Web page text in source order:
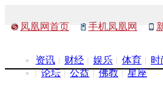
凤凰网首页 手机凤凰网
资讯 财经 娱乐 体育 时
论坛
公益 佛教 星座